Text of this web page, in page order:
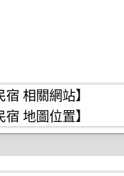
宿 相關網站】
宿 地圖位置】